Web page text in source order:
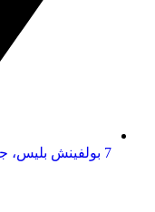
7 بولفينش بليس، جناح 301، ص.ب 8310 بوسطن، MA 02114